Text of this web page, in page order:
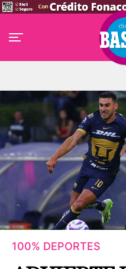
100% DEPORTES